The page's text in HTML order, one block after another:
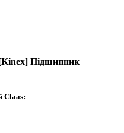
[Kinex] Підшипник
Claas: